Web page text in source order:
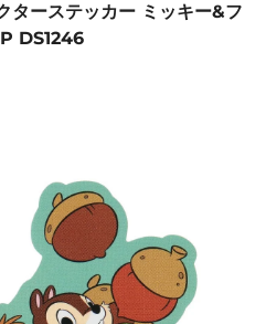
ーステッカー ミッキー&フ
DS1246